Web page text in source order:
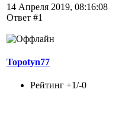
14 Апреля 2019, 08:16:08
Ответ #1
Topotyn77
Рейтинг +1/-0